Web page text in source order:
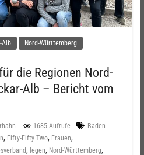
Alb Nord-Württemberg
die Regionen Nord-
Alb – Bericht vom
1685 Aufrufe
Baden-
, Fifty-Fifty Two, Frauen,
, legen, Nord-Württemberg,